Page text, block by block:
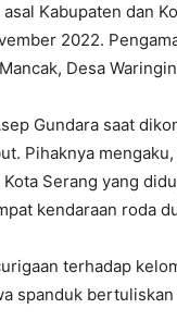
Kabupaten dan
2022.
Desa
Gundara saat
Pihaknya
Kota Serang yang
kendaraan roda
terhadap
spanduk bertuliskan